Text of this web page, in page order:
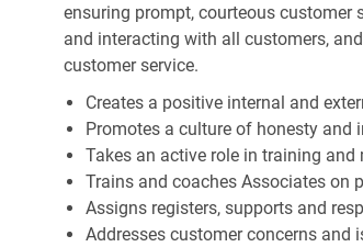
ensuring prompt, courteous customer
and interacting with all customers,
customer service.
Creates a positive internal and
Promotes a culture of honesty
Takes an active role in training
Trains and coaches Associates on
Assigns registers, supports and
Addresses customer concerns and